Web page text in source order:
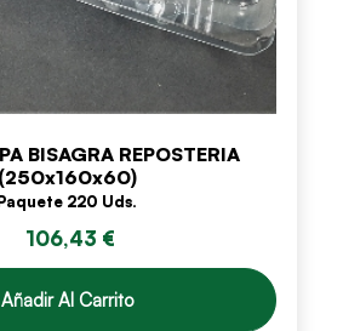
BISAGRA REPOSTERIA
(250x160x60)
220 Uds.
106,43 €
Añadir Al Carrito